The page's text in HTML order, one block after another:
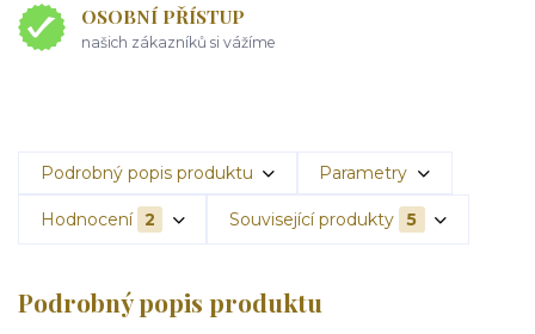
OSOBNÍ PŘÍSTUP
našich zákazníků si vážíme
Podrobný popis produktu Parametry
Hodnocení 2 Související produkty 5
Podrobný popis produktu